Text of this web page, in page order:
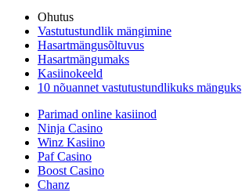
Ohutus
Vastutustundlik mängimine
Hasartmängusõltuvus
Hasartmängumaks
Kasiinokeeld
10 nõuannet vastutustundlikuks mänguks
Parimad online kasiinod
Ninja Casino
Winz Kasiino
Paf Casino
Boost Casino
Chanz